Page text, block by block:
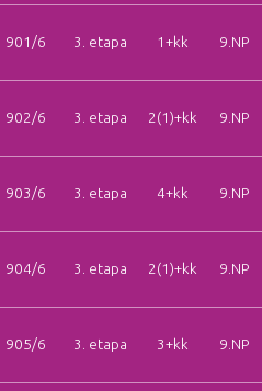
901/6 3. etapa 1+kk 9.NP
902/6 3. etapa 2(1)+kk 9.NP
903/6 3. etapa 4+kk 9.NP
904/6 3. etapa 2(1)+kk 9.NP
905/6 3. etapa 3+kk 9.NP